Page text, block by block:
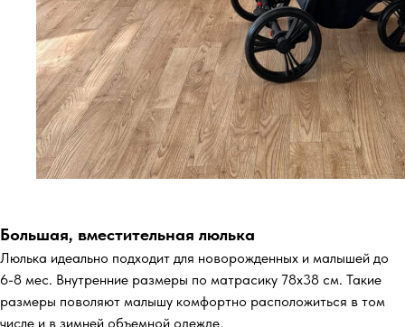
Большая, вместительная люлька
Люлька идеально подходит для новорожденных и малышей до
6-8 мес. Внутренние размеры по матрасику 78х38 см. Такие
размеры поволяют малышу комфортно расположиться в том
числе и в зимней объемной одежде.